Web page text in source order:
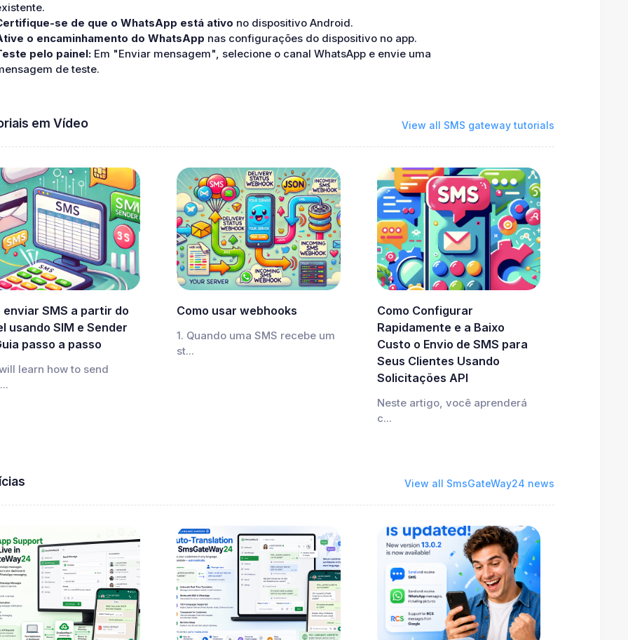
se de que o WhatsApp está ativo no dispositivo Android.
o encaminhamento do WhatsApp nas configurações do dispositivo no app.
pelo painel: Em "Enviar mensagem", selecione o canal WhatsApp e envie uma
de teste.
em Vídeo View all SMS gateway tutorials
enviar SMS a partir do
usando SIM e Sender
passo a passo
learn how to send
Como usar webhooks
1. Quando uma SMS recebe um
st...
Como Configurar
Rapidamente e a Baixo
Custo o Envio de SMS para
Seus Clientes Usando
Solicitações API
Neste artigo, você aprenderá
c...
View all SmsGateWay24 news